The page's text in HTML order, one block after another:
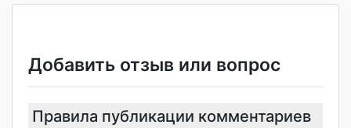
Добавить отзыв или вопрос
Правила публикации комментариев